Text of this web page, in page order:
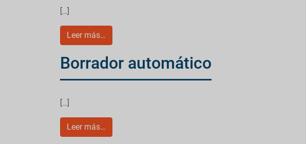
[…]
Leer más…
Borrador automático
[…]
Leer más…